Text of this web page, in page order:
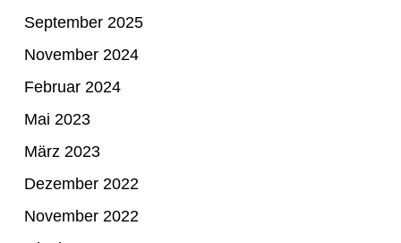
September 2025
November 2024
Februar 2024
Mai 2023
März 2023
Dezember 2022
November 2022